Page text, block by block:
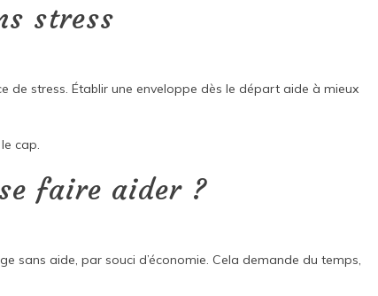
stress
de stress. Établir une enveloppe dès le départ aide à mieux
cap.
faire aider ?
sans aide, par souci d’économie. Cela demande du temps,